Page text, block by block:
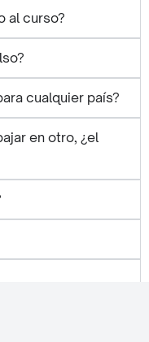
al curso?
cualquier país?
en otro, ¿el